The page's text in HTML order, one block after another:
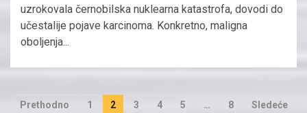
uzrokovala černobilska nuklearna katastrofa, dovodi do
učestalije pojave karcinoma. Konkretno, maligna
oboljenja...
Paginacija
Prethodno 1 2 3 4 5 … 8 Sledeće